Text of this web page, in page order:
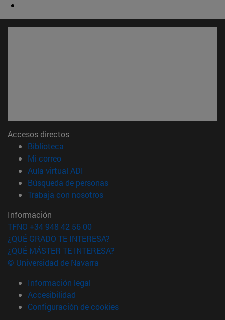
Accesos directos
Biblioteca
Mi correo(abre en nueva ventana)
Aula virtual ADI
Búsqueda de personas(abre en nueva ventana)
Trabaja con nosotros(abre en nueva ventana)
Información
TFNO +34 948 42 56 00
¿QUÉ GRADO TE INTERESA?
¿QUÉ MÁSTER TE INTERESA?
© Universidad de Navarra
Información legal
Accesibilidad
Configuración de cookies